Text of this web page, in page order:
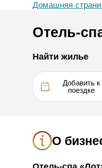
Домашняя
Отель-
Найти жилье
Добавить к
поездке
О